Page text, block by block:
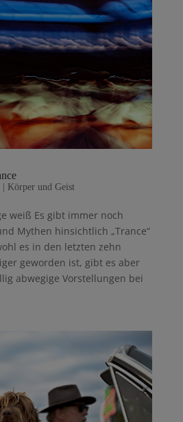
| Körper und Geist
weiß Es gibt immer noch
Mythen hinsichtlich „Trance“
es in den letzten zehn
geworden ist, gibt es aber
abwegige Vor­stellungen bei